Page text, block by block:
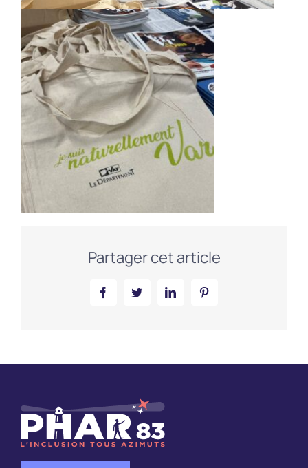
Partager cet article
FacebookTwitter LinkedIn